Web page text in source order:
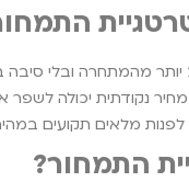
נקודתית יכולה
מלאים תקועים
התמחור?